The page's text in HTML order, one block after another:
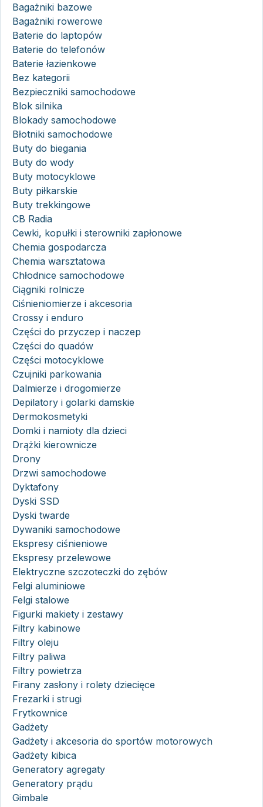
Bagażniki bazowe
Bagażniki rowerowe
Baterie do laptopów
Baterie do telefonów
Baterie łazienkowe
Bez kategorii
Bezpieczniki samochodowe
Blok silnika
Blokady samochodowe
Błotniki samochodowe
Buty do biegania
Buty do wody
Buty motocyklowe
Buty piłkarskie
Buty trekkingowe
CB Radia
Cewki, kopułki i sterowniki zapłonowe
Chemia gospodarcza
Chemia warsztatowa
Chłodnice samochodowe
Ciągniki rolnicze
Ciśnieniomierze i akcesoria
Crossy i enduro
Części do przyczep i naczep
Części do quadów
Części motocyklowe
Czujniki parkowania
Dalmierze i drogomierze
Depilatory i golarki damskie
Dermokosmetyki
Domki i namioty dla dzieci
Drążki kierownicze
Drony
Drzwi samochodowe
Dyktafony
Dyski SSD
Dyski twarde
Dywaniki samochodowe
Ekspresy ciśnieniowe
Ekspresy przelewowe
Elektryczne szczoteczki do zębów
Felgi aluminiowe
Felgi stalowe
Figurki makiety i zestawy
Filtry kabinowe
Filtry oleju
Filtry paliwa
Filtry powietrza
Firany zasłony i rolety dziecięce
Frezarki i strugi
Frytkownice
Gadżety
Gadżety i akcesoria do sportów motorowych
Gadżety kibica
Generatory agregaty
Generatory prądu
Gimbale